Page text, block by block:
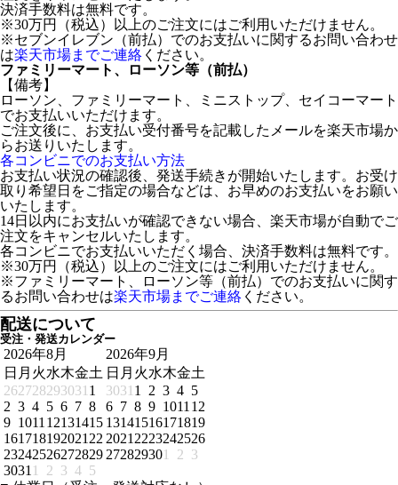
決済手数料は無料です。
※30万円（税込）以上のご注文にはご利用いただけません。
※セブンイレブン（前払）でのお支払いに関するお問い合わせ
は楽天市場までご連絡 ください。
ファミリーマート、ローソン等（前払）
【備考】
ローソン、ファミリーマート、ミニストップ、セイコーマート
でお支払いいただけます。
ご注文後に、お支払い受付番号を記載したメールを楽天市場か
らお送りいたします。
各コンビニでのお支払い方法
お支払い状況の確認後、発送手続きが開始いたします。お受け
取り希望日をご指定の場合などは、お早めのお支払いをお願い
いたします。
14日以内にお支払いが確認できない場合、楽天市場が自動でご
注文をキャンセルいたします。
各コンビニでお支払いいただく場合、決済手数料は無料です。
※30万円（税込）以上のご注文にはご利用いただけません。
※ファミリーマート、ローソン等（前払）でのお支払いに関す
るお問い合わせは楽天市場までご連絡 ください。
配送について
受注・発送カレンダー
2026年8月
日 月 火水木金土
262728293031 1
2 3 4 5 6 7 8
9 1011 12131415
161718192021 22
23242526272829
3031 1 2 3 4 5
2026年9月
日 月 火水木金土
3031 1 2 3 4 5
6 7 8 9 1011 12
13141516171819
2021 2223242526
272829301 2 3